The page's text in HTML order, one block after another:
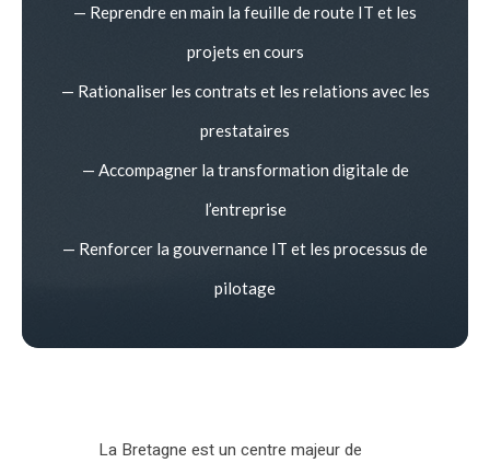
— Reprendre en main la feuille de route IT et les
projets en cours
— Rationaliser les contrats et les relations avec les
prestataires
— Accompagner la transformation digitale de
l’entreprise
— Renforcer la gouvernance IT et les processus de
pilotage
La Bretagne est un centre majeur de